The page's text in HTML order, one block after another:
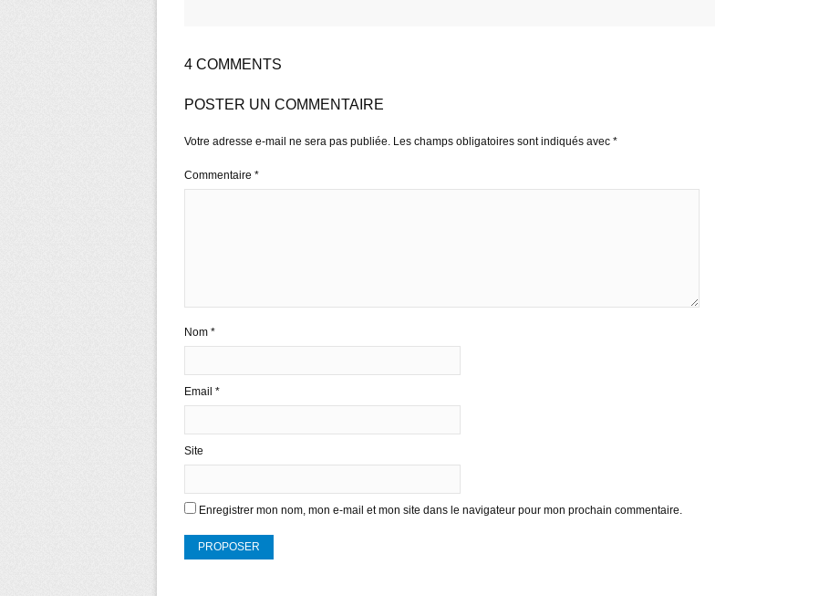
4 COMMENTS
POSTER UN COMMENTAIRE
Votre adresse e-mail ne sera pas publiée. Les champs obligatoires sont indiqués avec *
Commentaire *
Nom *
Email *
Site
Enregistrer mon nom, mon e-mail et mon site dans le navigateur pour mon prochain commentaire.